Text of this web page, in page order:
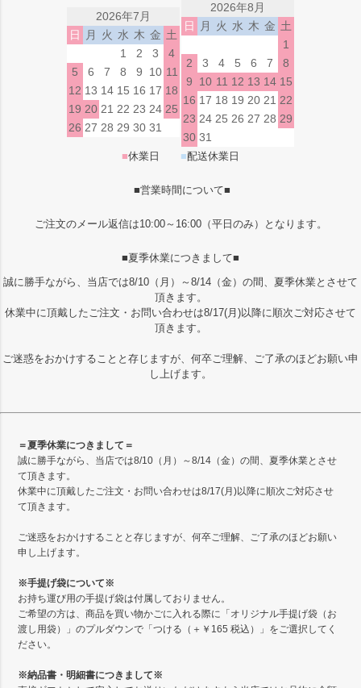
2026年7月
日
月 火 水 木 金 土
1
2 3
4
5
6 7 8 9 10 11
12 13 14 15 16 17 18
19 20 21 22 23 24 25
26 27 28 29 30 31
2026年8月
日
月 火 水 木 金 土
1
2
3 4 5 6 7
8
9
10 11 12 13 14 15
16 17 18 19 20 21 22
23 24 25 26 27 28 29
30 31
■休業日 ■配送休業日
■営業時間について■
ご注文のメール返信は10:00～16:00（平日のみ）となります。
■夏季休業につきまして■
誠に勝手ながら、当店では8/10（月）～8/14（金）の間、夏季休業とさせて
頂きます。
休業中に頂戴したご注文・お問い合わせは8/17(月)以降に順次ご対応させて
頂きます。
ご迷惑をおかけすることと存じますが、何卒ご理解、ご了承のほどお願い申
し上げます。
＝夏季休業につきまして＝
誠に勝手ながら、当店では8/10（月）～8/14（金）の間、夏季休業とさせ
て頂きます。
休業中に頂戴したご注文・お問い合わせは8/17(月)以降に順次ご対応させ
て頂きます。
ご迷惑をおかけすることと存じますが、何卒ご理解、ご了承のほどお願い
申し上げます。
※手提げ袋について※
お持ち運び用の手提げ袋は付属しておりません。
ご希望の方は、商品を買い物かごに入れる際に「オリジナル手提げ袋（お
渡し用袋）」のプルダウンで「つける（＋￥165 税込）」をご選択してく
ださい。
※納品書・明細書につきまして※